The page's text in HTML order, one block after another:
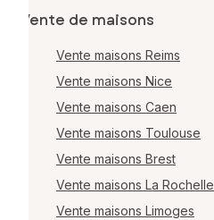
Vente de maisons
Vente maisons Reims
Vente maisons Nice
Vente maisons Caen
Vente maisons Toulouse
Vente maisons Brest
Vente maisons La Rochelle
Vente maisons Limoges